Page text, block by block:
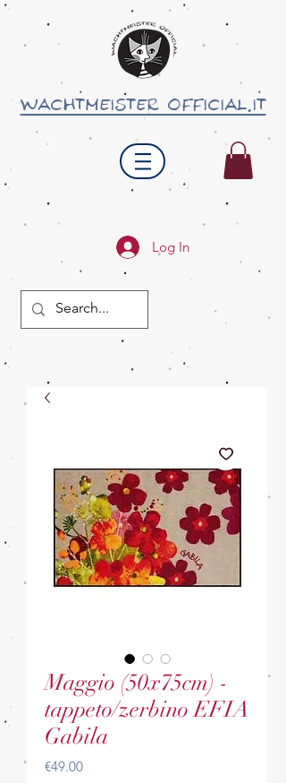
wachtmeister official.it
Log In
Maggio (50x75cm) -
tappeto/zerbino EFIA
Gabila
€49.00Price